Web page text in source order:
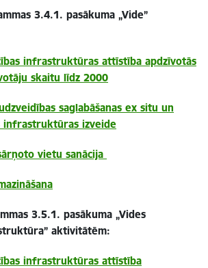
3.4.1. pasākuma „Vide”
infrastruktūras attīstība apdzīvotās
skaitu līdz 2000
saglabāšanas ex situ un
infrastruktūras izveide
vietu sanācija
3.5.1. pasākuma „Vides
aktivitātēm:
infrastruktūras attīstība